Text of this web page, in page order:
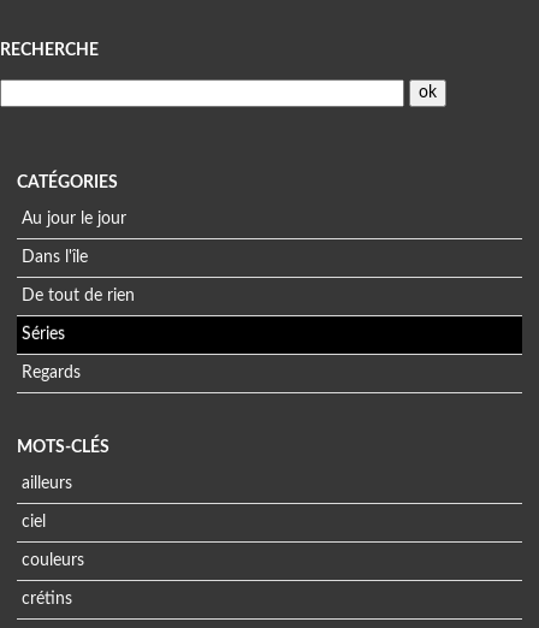
Menu
RECHERCHE
CATÉGORIES
Au jour le jour
Dans l'île
De tout de rien
Séries
Regards
MOTS-CLÉS
ailleurs
ciel
couleurs
crétins